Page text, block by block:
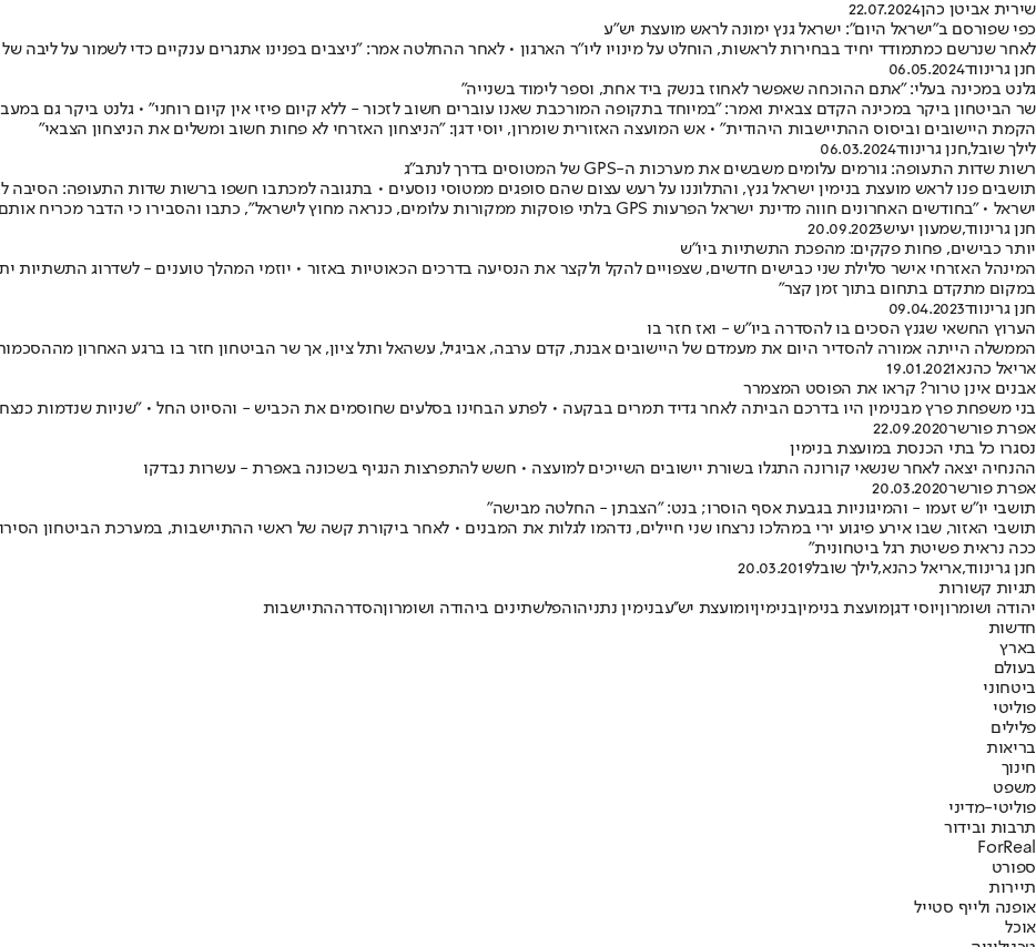
שירית אביטן כהן22.07.2024
כפי שפורסם ב"ישראל היום": ישראל גנץ ימונה לראש מועצת יש"ע
לאחר שנרשם כמתמודד יחיד בבחירות לראשות, הוחלט על מינויו ליו"ר הארגון • לאחר ההחלטה אמר: "ניצבים בפנינו אתגרים ענקיים כדי לשמור על ליבה
חנן גרינווד06.05.2024
גלנט במכינה בעלי: "אתם ההוכחה שאפשר לאחוז בנשק ביד אחת, וספר לימוד בשנייה"
שר הביטחון ביקר במכינה הקדם צבאית ואמר: "במיוחד בתקופה המורכבת שאנו עוברים חשוב לזכור - ללא קיום פיזי אין קיום רוחני" • גלנט ביקר גם
הקמת היישובים וביסוס ההתיישבות היהודית" • אש המועצה האזורית שומרון, יוסי דגן: "הניצחון האזרחי לא פחות חשוב ומשלים את הניצחון הצבאי"
לילך שובל,חנן גרינווד06.03.2024
רשות שדות התעופה: גורמים עלומים משבשים את מערכות ה-GPS של המטוסים בדרך לנתב"ג
תושבים פנו לראש מועצת בנימין ישראל גנץ, והתלוננו על רעש עצום שהם סופגים ממטוסי נוסעים • בתגובה למכתבו חשפו ברשות שדות התעופה:
ישראל • "בחודשים האחרונים חווה מדינת ישראל הפרעות GPS בלתי פוסקות ממקורות עלומים, כנראה מחוץ לישראל", כתבו והסבירו כי הדבר מכריח אותם לבחור במסלולי הנחיתה שעוברים מעל ליישובים
חנן גרינווד,שמעון יעיש20.09.2023
יותר כבישים, פחות פקקים: מהפכת התשתיות ביו"ש
המינהל האזרחי אישר סלילת שני כבישים חדשים, שצפויים להקל ולקצר את הנסיעה בדרכים הכאוטיות באזור • יוזמי המהלך טוענים - לשדרוג התשתיות
במקום מתקדם בתחום בתוך זמן קצר"
חנן גרינווד09.04.2023
הערוץ החשאי שגנץ הסכים בו להסדרה ביו"ש - ואז חזר בו
הממשלה הייתה אמורה להסדיר היום את מעמדם של היישובים אבנת, קדם ערבה, אביגיל, עשהאל ותל ציון, אך שר הביטחון חזר בו ברגע האחרון
אריאל כהנא19.01.2021
אבנים אינן טרור? קראו את הפוסט המצמרר
בני משפחת פרץ מבנימין היו בדרכם הביתה לאחר גדיד תמרים בבקעה • לפתע הבחינו בסלעים שחוסמים את הכביש - והסיוט החל • "שניות שנדמות
אפרת פורשר22.09.2020
נסגרו כל בתי הכנסת במועצת בנימין
ההנחיה יצאה לאחר שנשאי קורונה התגלו בשורת יישובים השייכים למועצה • חשש להתפרצות הנגיף בשכונה באפרת - עשרות נבדקו
אפרת פורשר20.03.2020
תושבי יו"ש זעמו - והמיגוניות בגבעת אסף הוסרו; בנט: "הצבתן - החלטה מבישה"
תושבי האזור, שבו אירע פיגוע ירי במהלכו נרצחו שני חיילים, נדהמו לגלות את המבנים • לאחר ביקורת קשה של ראשי ההתיישבות, במערכת הביטחון
ככה נראית פשיטת רגל ביטחונית"
חנן גרינווד,אריאל כהנא,לילך שובל20.03.2019
תגיות קשורות
יהודה ושומרוןיוסי דגןמועצת בנימיןבנימיןיומועצת יש''עבנימין נתניהוהפלשתינים ביהודה ושומרוןהסדרההתיישבות
חדשות
בארץ
בעולם
ביטחוני
פוליטי
פלילים
בריאות
חינוך
משפט
פוליטי-מדיני
תרבות ובידור
ForReal
ספורט
תיירות
אופנה ולייף סטייל
אוכל